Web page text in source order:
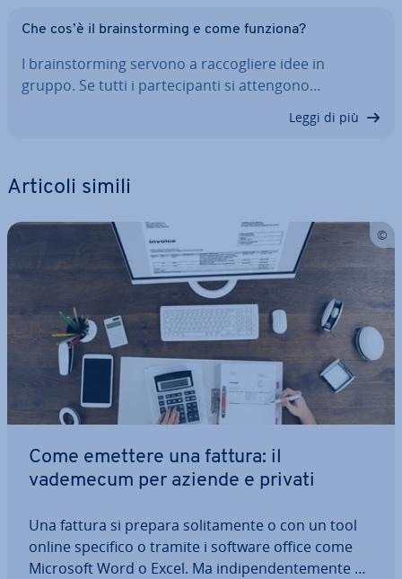
Che cos’è il brain­stor­ming e come funziona?
I brain­stor­ming servono a rac­co­glie­re idee in
gruppo. Se tutti i par­te­ci­pan­ti si attengono…
Leggi di più
Articoli simili
Come emettere una fattura: il
vademecum per aziende e privati
Una fattura si prepara so­li­ta­men­te o con un tool
online specifico o tramite i software office come
Microsoft Word o Excel. Ma in­di­pen­den­te­men­te da